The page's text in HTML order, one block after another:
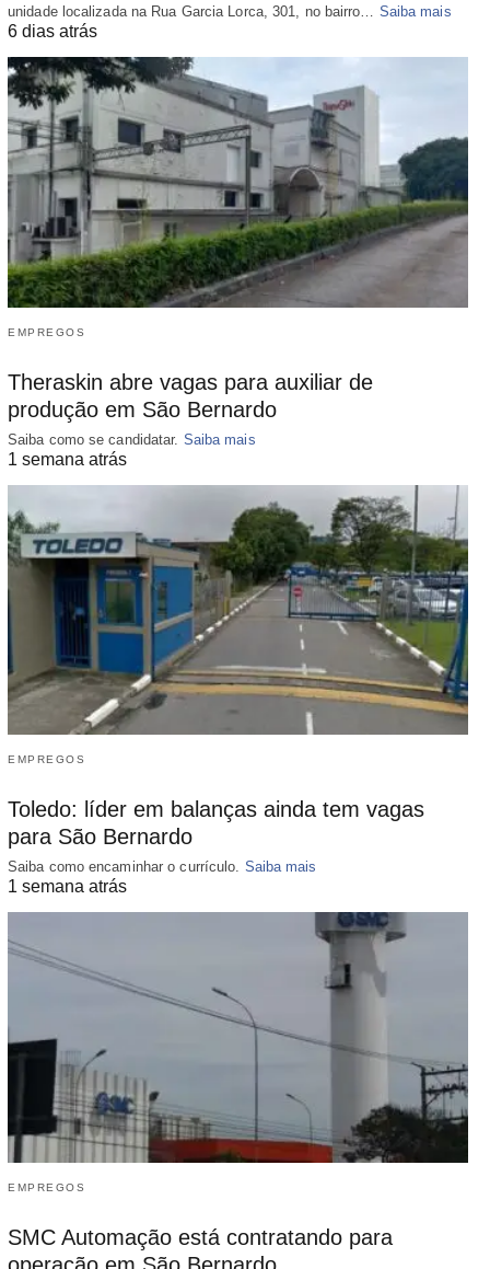
unidade localizada na Rua Garcia Lorca, 301, no bairro… Saiba mais
6 dias atrás
EMPREGOS
Theraskin abre vagas para auxiliar de
produção em São Bernardo
Saiba como se candidatar. Saiba mais
1 semana atrás
EMPREGOS
Toledo: líder em balanças ainda tem vagas
para São Bernardo
Saiba como encaminhar o currículo. Saiba mais
1 semana atrás
EMPREGOS
SMC Automação está contratando para